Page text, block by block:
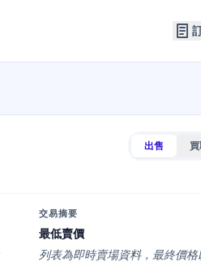
出售
交易摘要
最低賣價
列表為即時賣場資料，最終價格